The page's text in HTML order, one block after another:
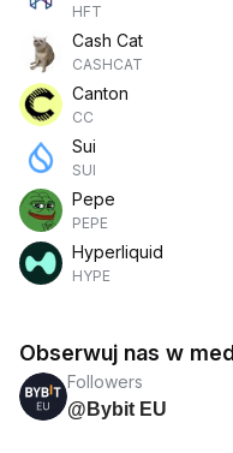
HFT
Cash Cat
CASHCAT
Canton
CC
Sui
SUI
Pepe
PEPE
Hyperliquid
HYPE
Obserwuj nas w
Followers
@Bybit EU